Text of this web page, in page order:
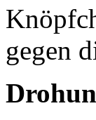
gegen